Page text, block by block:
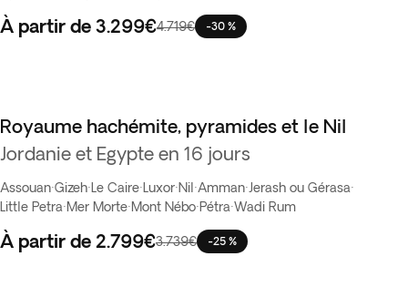
À partir de 3.299€4.719€ -30 %
Royaume hachémite, pyramides et le Nil
Jordanie et Egypte en 16 jours
Assouan·Gizeh· Le Caire· Luxor·Nil ·Amman·Jerash ou Gérasa·
Little Petra·Mer Morte·Mont Nébo·Pétra·Wadi Rum
À partir de 2.799€3.739€ -25 %